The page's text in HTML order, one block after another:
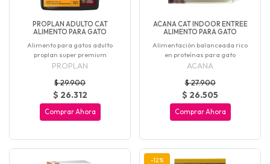
PROPLAN ADULTO CAT
ALIMENTO PARA GATO
Alimento para gatos adulto
proplan super premium
PROPLAN
$ 29.900
$ 26.312
Comprar Ahora
ACANA CAT INDOOR ENTREE
ALIMENTO PARA GATO
Alimentación balanceada rico
en proteínas para gato
ACANA
$ 27.900
$ 26.505
Comprar Ahora
-12%